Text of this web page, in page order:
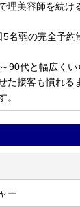
理美容師を続け
5名弱の完全予
90代と幅広くい
た接客も慣れる
。
ー